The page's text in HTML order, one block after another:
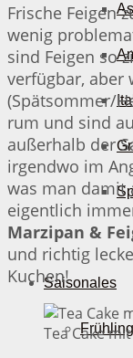
Saisonales
Frühling
Frische Feigen
wenig
sind Feigen so
verfügbar, aber
(Spätsommer/
rum und sind
außerhalb der
irgendwo im
was man damit
eigentlich
Marzipan &
und richtig
Kuchen!
Tea Cake